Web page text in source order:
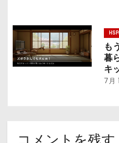
も
暮
キ
7月